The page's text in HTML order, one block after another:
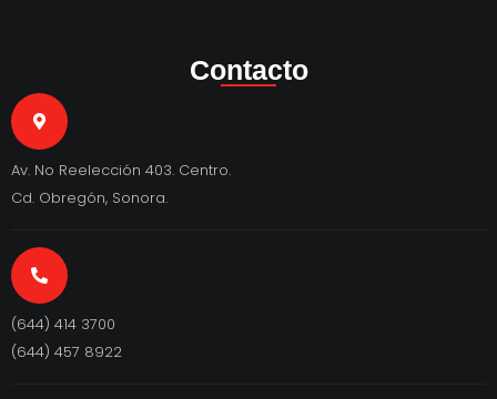
Contacto
Av. No Reelección 403. Centro.
Cd. Obregón, Sonora.
(644) 414 3700
(644) 457 8922